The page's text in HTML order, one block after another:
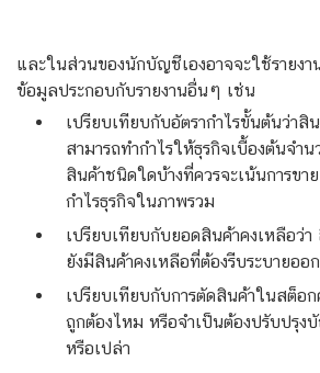
และในส่วนของนักบัญชีเองอาจจะใช้รายงา
ข้อมูลประกอบกับรายงานอื่นๆ เช่น
เปรียบเทียบกับอัตรากำไรขั้นต้นว่าสิ
สามารถทำกำไรให้ธุรกิจเบื้องต้นจำ
สินค้าชนิดใดบ้างที่ควรจะเน้นการขา
กำไรธุรกิจในภาพรวม
เปรียบเทียบกับยอดสินค้าคงเหลือว่า
ยังมีสินค้าคงเหลือที่ต้องรีบระบายออ
เปรียบเทียบกับการตัดสินค้าในสต็อก
ถูกต้องไหม หรือจำเป็นต้องปรับปรุง
หรือเปล่า